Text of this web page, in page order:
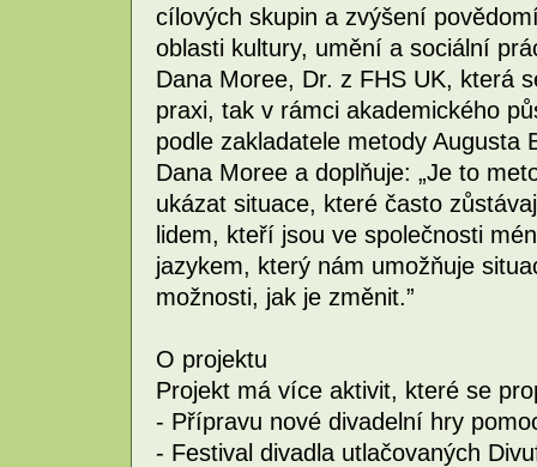
cílových skupin a zvýšení
oblasti kultury, umění a sociální
Dana Moree, Dr. z FHS UK, která
praxi, tak v rámci akademického
podle zakladatele metody Augusta
Dana Moree a doplňuje: „Je to
ukázat situace, které často
lidem, kteří jsou ve společnosti
jazykem, který nám umožňuje
možnosti, jak je změnit.”
O projektu
Projekt má více aktivit, které se
- Přípravu nové divadelní hry
- Festival divadla utlačovaných